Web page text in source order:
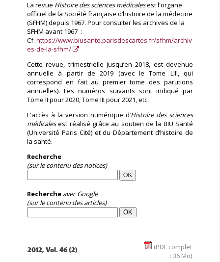
La revue Histoire des sciences médicalesest l'organe
officiel de la Société française d’histoire de la médecine
(SFHM) depuis 1967. Pour consulter les archives de la
SFHM avant 1967 :
Cf.https://www.biusante.parisdescartes.fr/sfhm/archiv
es-de-la-sfhm/
Cette revue, trimestrielle jusqu’en 2018, est devenue
annuelle à partir de 2019 (avec le Tome LIII, qui
correspond en fait au premier tome des parutions
annuelles). Les numéros suivants sont indiqué par
Tome II pour 2020, Tome III pour 2021, etc.
L'accès à la version numérique d’Histoire des sciences
médicalesest réalisé grâce au soutien de la BIU Santé
(Université Paris Cité) et du Département d’histoire de
la santé.
Recherche
(sur le contenu des notices)
Recherche avec Google
(sur le contenu des articles)
2012, Vol. 46 (2)
(PDF complet
: 36 Mo)